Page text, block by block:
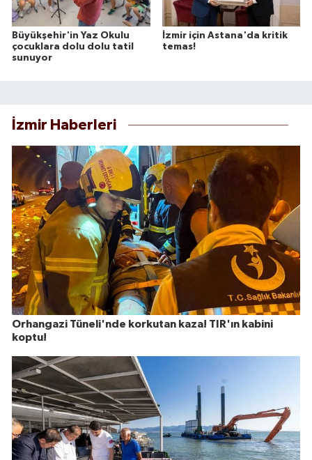
Büyükşehir'in Yaz Okulu
çocuklara dolu dolu tatil
sunuyor
İzmir için Astana'da kritik
temas!
İzmir Haberleri
Orhangazi Tüneli'nde korkutan kaza! TIR'ın kabini
koptu!